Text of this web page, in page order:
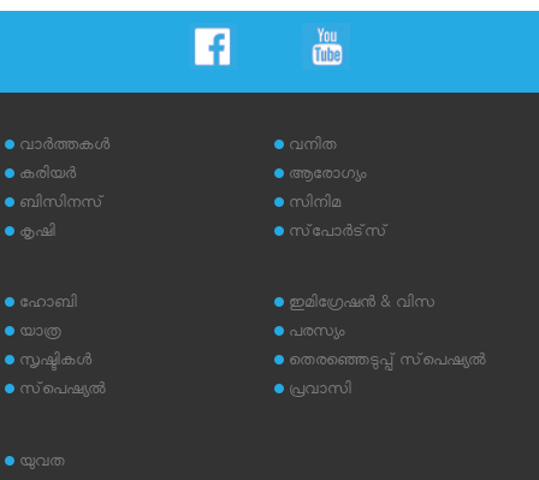
വാര്‍ത്തകള്‍
കരിയര്‍
ബിസിനസ്
കൃഷി
വനിത
ആരോഗ്യം
സിനിമ
സ്‌പോര്‍ട്‌സ്
ഹോബി
യാത്ര
സൃഷ്ടികള്‍
സ്‌പെഷ്യല്‍
ഇമിഗ്രേഷന്‍ & വിസ
പരസ്യം
തെരഞ്ഞെടുപ്പ് സ്‌പെഷ്യല്‍
പ്രവാസി
യുവത